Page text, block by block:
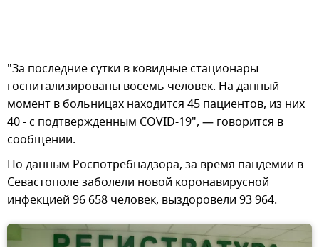
"За последние сутки в ковидные стационары
госпитализированы восемь человек. На данный
момент в больницах находится 45 пациентов, из них
40 - с подтвержденным COVID-19", — говорится в
сообщении.
По данным Роспотребнадзора, за время пандемии в
Севастополе заболели новой коронавирусной
инфекцией 96 658 человек, выздоровели 93 964.